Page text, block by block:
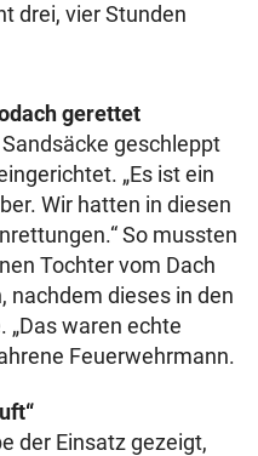
drei, vier Stunden
gerettet
geschleppt
„Es ist ein
Wir hatten in diesen
So mussten
Tochter vom Dach
nachdem dieses in den
„Das waren echte
Feuerwehrmann.
der Einsatz gezeigt,